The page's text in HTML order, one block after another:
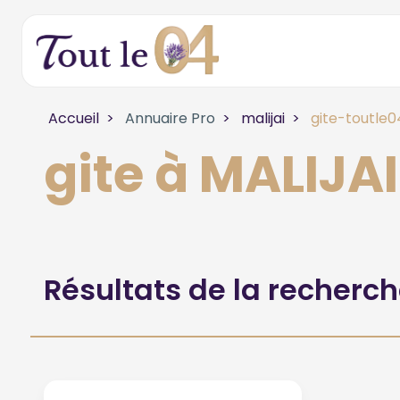
Accueil Annuaire Pro malijai gite-
gite à MALIJAI
Résultats de la